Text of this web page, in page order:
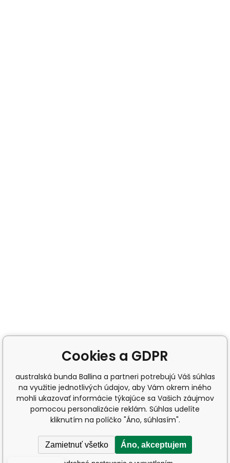
Cookies a GDPR
australská bunda Ballina a partneri potrebujú Váš súhlas
na využitie jednotlivých údajov, aby Vám okrem iného
mohli ukazovať informácie týkajúce sa Vašich záujmov
pomocou personalizácie reklám. Súhlas udelíte
kliknutím na políčko "Áno, súhlasím".
Zamietnuť všetko Áno, akceptujem